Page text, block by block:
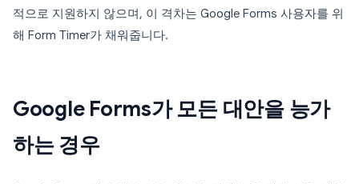
적으로 지원하지 않으며, 이 격차는 Google Forms 사용자를 위
해 Form Timer가 채워줍니다.
Google Forms가 모든 대안을 능가
하는 경우